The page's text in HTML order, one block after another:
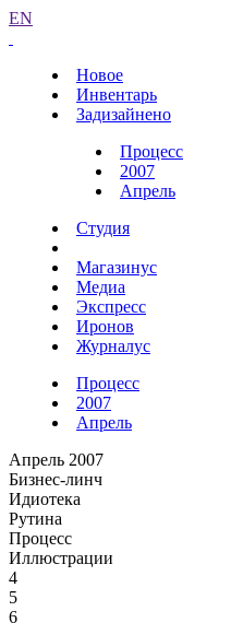
EN
Новое
Инвентарь
Задизайнено
Процесс
2007
Апрель
Студия
Магазинус
Медиа
Экспресс
Иронов
Журналус
Процесс
2007
Апрель
Апрель 2007
Бизнес-линч
Идиотека
Рутина
Процесс
Иллюстрации
4
5
6